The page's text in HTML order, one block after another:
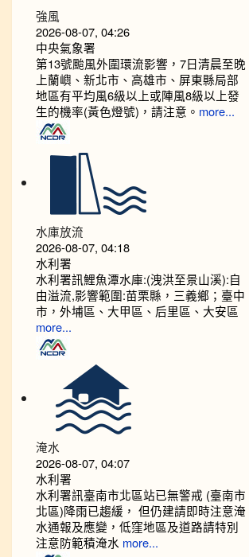
強風
2026-08-07, 04:26
中央氣象署
第13號颱風外圍環流影響，7日清晨至晚
上蘭嶼、新北市、高雄市、屏東縣局部
地區有平均風6級以上或陣風8級以上發
生的機率(黃色燈號)，請注意。 more...
水庫放流
2026-08-07, 04:18
水利署
水利署訊鯉魚潭水庫:(洩洪至景山溪):自
由溢流,影響範圍:苗栗縣，三義鄉；臺中
市，外埔區、大甲區、后里區、大安區
more...
淹水
2026-08-07, 04:07
水利署
水利署訊臺南市北區站已無警戒 (臺南市
北區)降雨已趨緩， 但仍建請即時注意淹
水通報及應變，低窪地區及道路請特別
注意防範積淹水 more...